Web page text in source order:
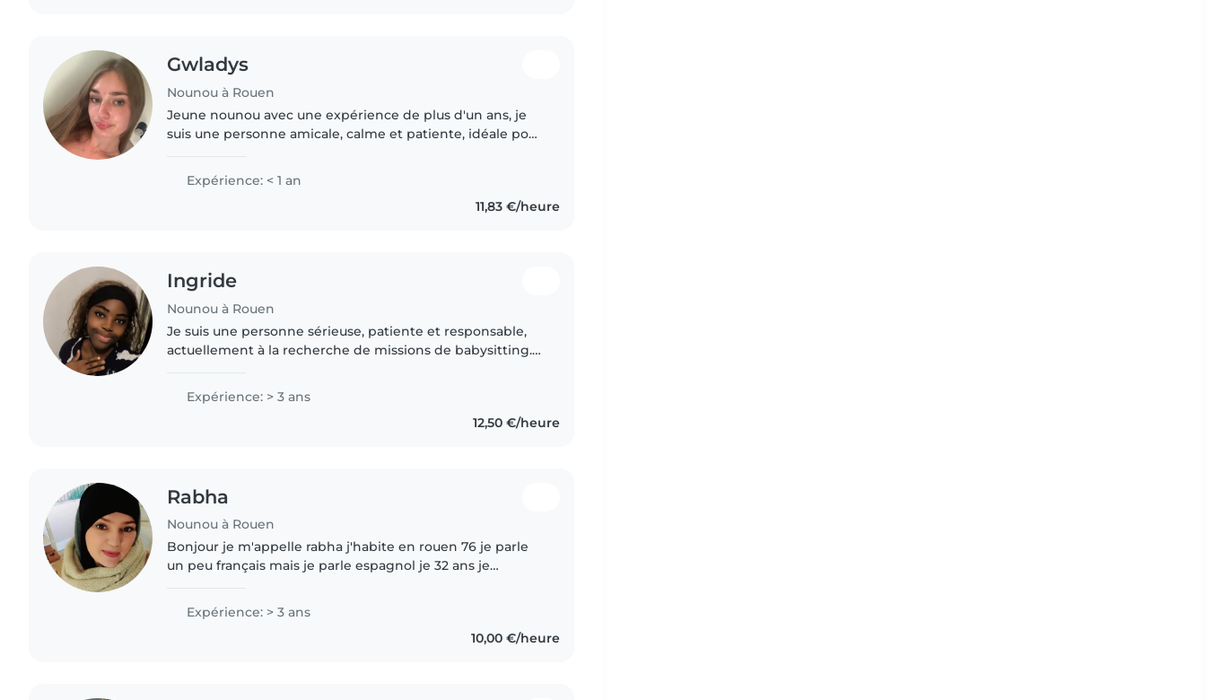
Gwladys
Nounou à Rouen
Jeune nounou avec une expérience de plus d'un ans, je
suis une personne amicale, calme et patiente, idéale pour
les animaux,..
Expérience: < 1 an
11,83 €/heure
Ingride
Nounou à Rouen
Je suis une personne sérieuse, patiente et responsable,
actuellement à la recherche de missions de babysitting.
Expérience: > 3 ans
12,50 €/heure
Rabha
Nounou à Rouen
Bonjour je m'appelle rabha j'habite en rouen 76 je parle
un peu français mais je parle espagnol je 32 ans je
famme marié mon travail..
Expérience: > 3 ans
10,00 €/heure